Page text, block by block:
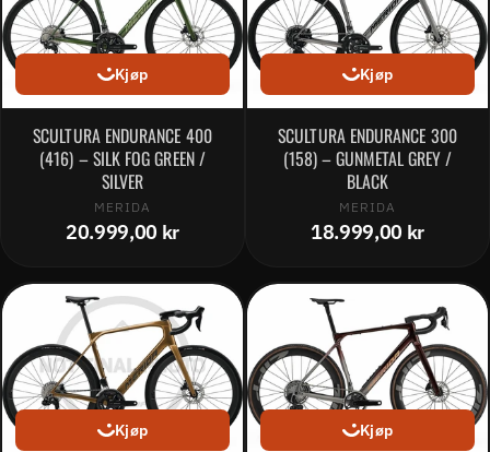
Kjøp
SCULTURA ENDURANCE 400
(416) – SILK FOG GREEN /
SILVER
MERIDA
20.999,00 kr
Kjøp
SCULTURA ENDURANCE 300
(158) – GUNMETAL GREY /
BLACK
MERIDA
18.999,00 kr
Kjøp Kjøp